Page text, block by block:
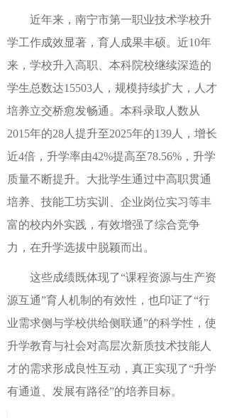
近年来，南宁市第一职业技术学校升
学工作成效显著，育人成果丰硕。近10年
来，学校升入高职、本科院校继续深造的
学生总数达15503人，规模持续扩大，人才
培养立交桥愈发畅通。 本科录取人数从
2015年的28人提升至2025年的139人，增长
近4倍，升学率由42%提高至78.56%， 升学
质量不断提升。大批学生通过中高职贯通
培养、技能工坊实训、企业岗位实习等丰
富的校内外实践，有效增强了综合竞争
力，在升学选拔中脱颖而出。
这些成绩既体现了“课程资源与生产资
源互通”育人机制的有效性，也印证了“行
业需求侧与学校供给侧联通”的科学性，使
升学教育与社会对高层次新质技术技能人
才的需求形成良性互动，真正实现了“升学
有通道、发展有路径”的培养目标。